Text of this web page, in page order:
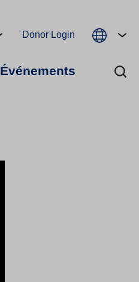
Donor Login
Événements